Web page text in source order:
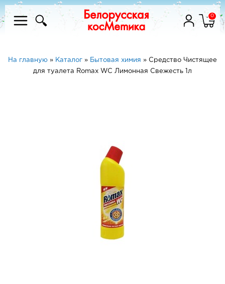
0
На главную » Каталог » Бытовая химия » Средство Чистящее
для туалета Romax WC Лимонная Свежесть 1л